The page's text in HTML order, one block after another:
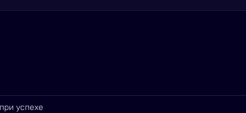
при успехе